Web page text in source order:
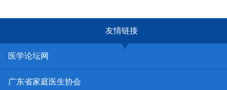
友情链接
医学论坛网
广东省家庭医生协会